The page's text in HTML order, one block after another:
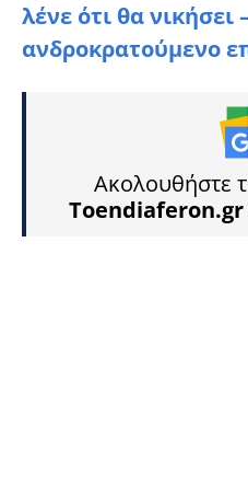
λένε ότι θα νικήσει
ανδροκρατούμενο
Ακολουθήστε
Toendiaferon.gr